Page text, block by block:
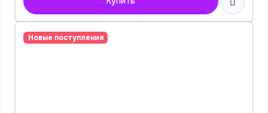
Новые поступления